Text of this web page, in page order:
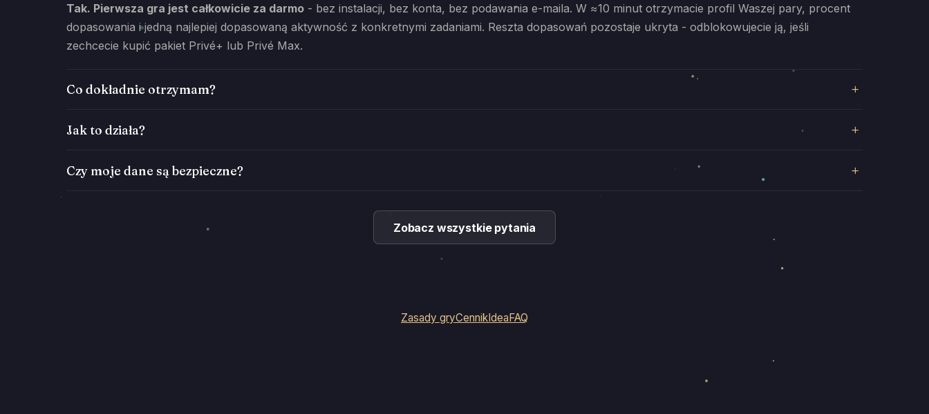
Tak. Pierwsza gra jest całkowicie za darmo - bez instalacji, bez konta, bez podawania e-maila. W ≈10 minut otrzymacie profil Waszej pary, procent
dopasowania i jedną najlepiej dopasowaną aktywność z konkretnymi zadaniami. Reszta dopasowań pozostaje ukryta - odblokowujecie ją, jeśli
zechcecie kupić pakiet Privé+ lub Privé Max.
Co dokładnie otrzymam?
Jak to działa?
Czy moje dane są bezpieczne?
Zobacz wszystkie pytania
Zasady gryCennikIdeaFAQ